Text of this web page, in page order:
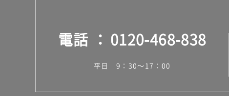
電話 0120-468-838
平日 9：30～17：00